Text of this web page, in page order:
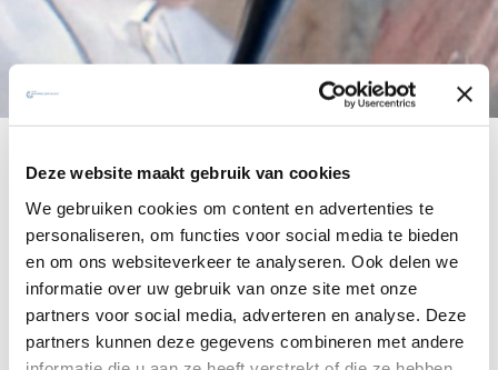
Deze website maakt gebruik van cookies
We gebruiken cookies om content en advertenties te
personaliseren, om functies voor social media te bieden
en om ons websiteverkeer te analyseren. Ook delen we
informatie over uw gebruik van onze site met onze
partners voor social media, adverteren en analyse. Deze
partners kunnen deze gegevens combineren met andere
In naam van de Sociëteit van Jezus dank ik God voor de
keuze van de nieuwe Paus, Kardinaal Jorge Mario
Bergoglio sj, wat voor de Kerk een pad vol hoop opent.
Wij allen, jezuïeten, begeleiden onze broeder met ons